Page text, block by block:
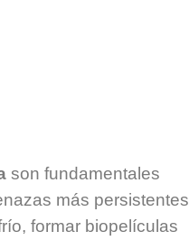
son fundamentales
más persistentes
formar biopelículas